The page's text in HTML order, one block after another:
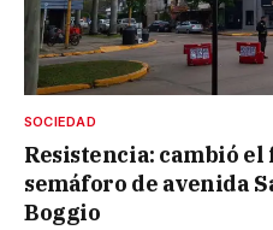
SOCIEDAD
Resistencia: cambió
semáforo de avenida
Boggio